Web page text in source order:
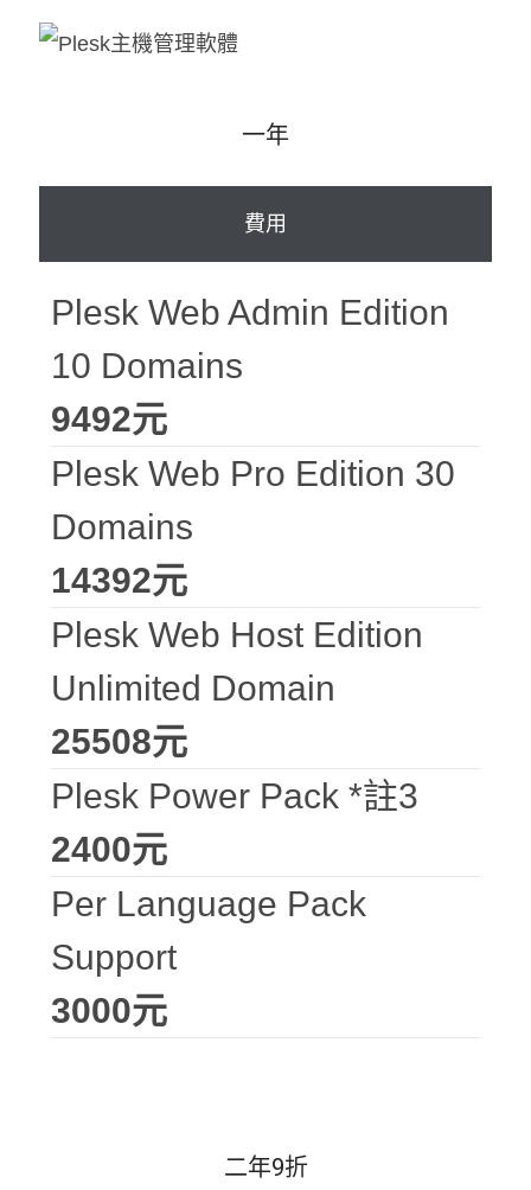
一年
費用
Plesk Web Admin Edition
10 Domains
9492元
Plesk Web Pro Edition 30
Domains
14392元
Plesk Web Host Edition
Unlimited Domain
25508元
Plesk Power Pack *註3
2400元
Per Language Pack
Support
3000元
二年9折